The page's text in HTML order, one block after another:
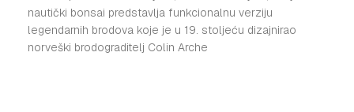
nautički bonsai predstavlja funkcionalnu verziju
legendarnih brodova koje je u 19. stoljeću dizajnirao
norveški brodograditelj Colin Arche